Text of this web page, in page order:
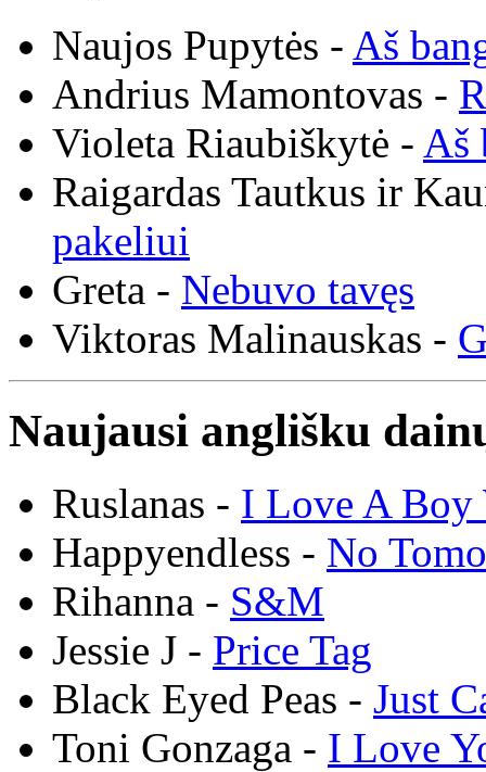
Naujos Pupytės - Aš
Andrius Mamontovas -
Violeta Riaubiškytė - Aš
Raigardas Tautkus ir
pakeliui
Greta - Nebuvo tavęs
Viktoras Malinauskas -
Naujausi anglišku
Ruslanas - I Love A Boy
Happyendless - No
Rihanna - S&M
Jessie J - Price Tag
Black Eyed Peas - Just
Toni Gonzaga - I Love